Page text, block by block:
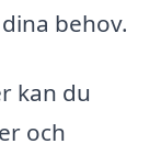
behov.
kan du
och